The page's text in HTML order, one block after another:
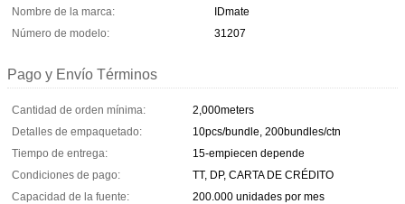
Nombre de la marca:
IDmate
Número de modelo:
31207
Pago y Envío Términos
Cantidad de orden mínima:
2,000meters
Detalles de empaquetado:
10pcs/bundle, 200bundles/ctn
Tiempo de entrega:
15-empiecen depende
Condiciones de pago:
TT, DP, CARTA DE CRÉDITO
Capacidad de la fuente:
200.000 unidades por mes